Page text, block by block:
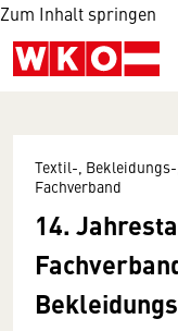
Zum Inhalt springen
Textil-,
Fachverband
14.